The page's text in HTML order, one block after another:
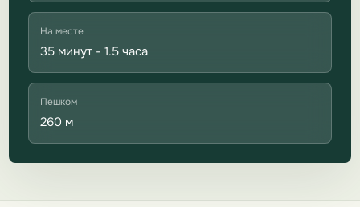
На месте
35 минут - 1.5 часа
Пешком
260 м